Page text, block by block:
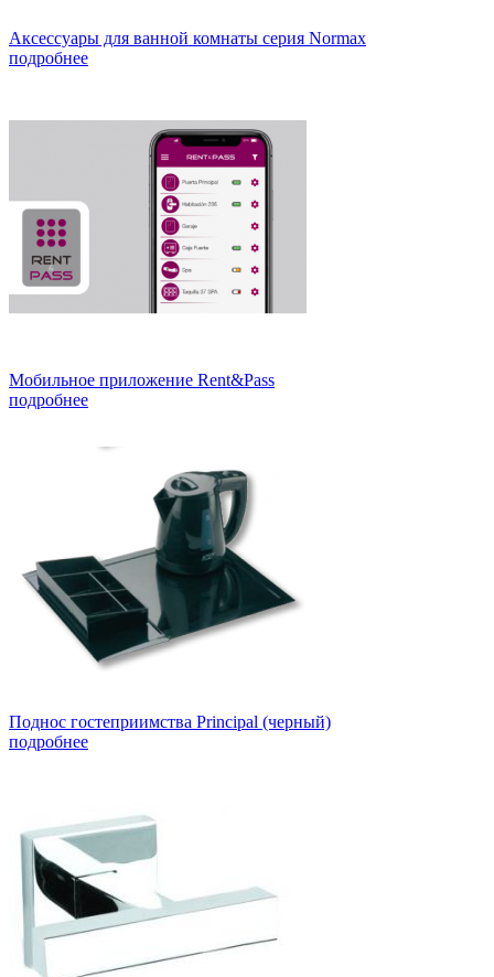
Аксессуары для ванной комнаты серия Normax
подробнее
Мобильное приложение Rent&Pass
подробнее
Поднос гостеприимства Principal (черный)
подробнее